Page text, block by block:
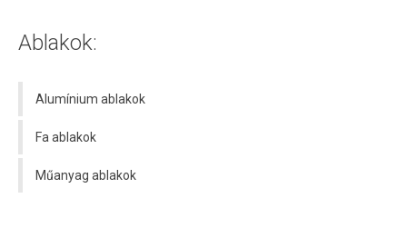
Ablakok:
Alumínium ablakok
Fa ablakok
Műanyag ablakok